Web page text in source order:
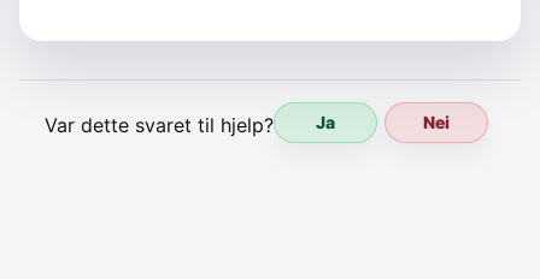
Var dette svaret til hjelp? Ja Nei